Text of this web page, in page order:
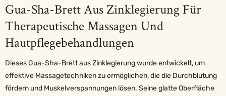
Gua-Sha-Brett Aus Zinklegierung Für
Therapeutische Massagen Und
Hautpflegebehandlungen
Dieses Gua-Sha-Brett aus Zinklegierung wurde entwickelt, um
effektive Massagetechniken zu ermöglichen, die die Durchblutung
fördern und Muskelverspannungen lösen. Seine glatte Oberfläche